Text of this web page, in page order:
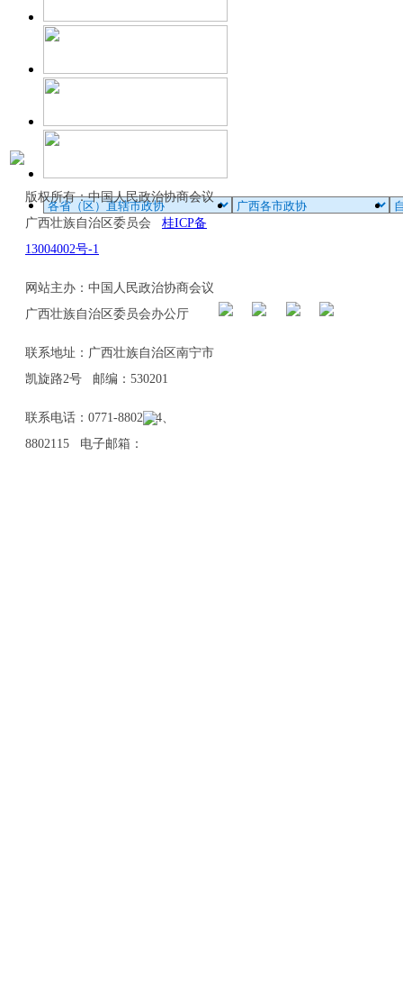
版权所有：中国人民政治协商会议
广西壮族自治区委员会 桂ICP备
13004002号-1
网站主办：中国人民政治协商会议
广西壮族自治区委员会办公厅
联系地址：广西壮族自治区南宁市
凯旋路2号 邮编：530201
联系电话：0771-8802114、
8802115 电子邮箱：